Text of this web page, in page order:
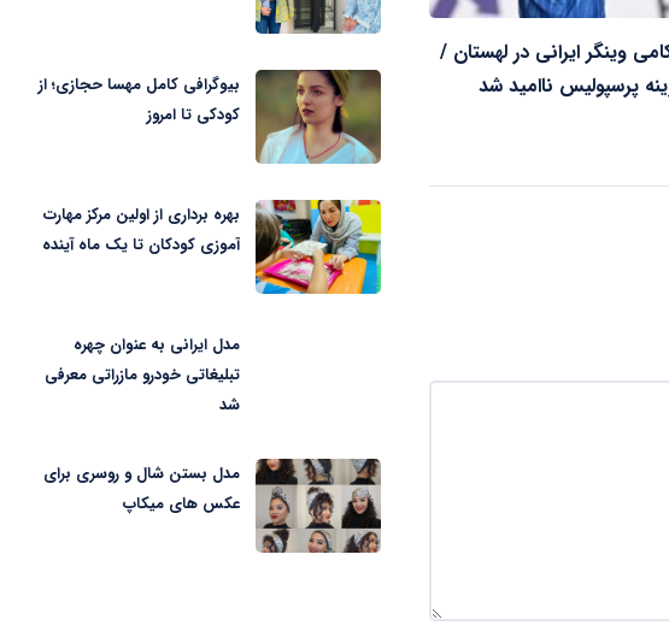
وینگر ایرانی در لهستان /
پرسپولیس ناامید شد
بیوگرافی کامل مهسا حجازی؛ از
کودکی تا امروز
بهره برداری از اولین مرکز مهارت
آموزی کودکان تا یک ماه آینده
مدل ایرانی به عنوان چهره
تبلیغاتی خودرو مازراتی معرفی
شد
مدل بستن شال و روسری برای
عکس های میکاپ